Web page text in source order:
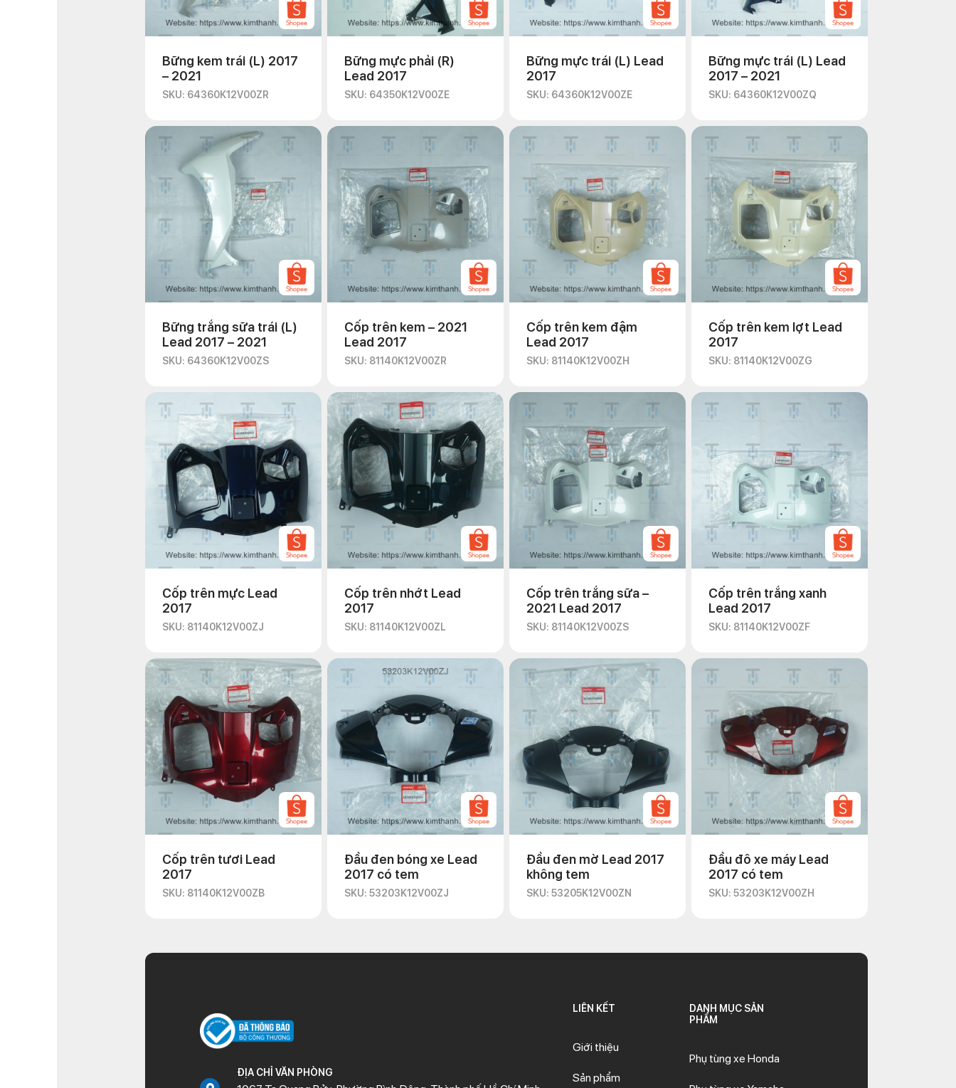
Bững kem trái (L) 2017
– 2021
SKU: 64360K12V00ZR
Bững mực phải (R)
Lead 2017
SKU: 64350K12V00ZE
Bững mực trái (L) Lead
2017
SKU: 64360K12V00ZE
Bững mực trái (L) Lead
2017 – 2021
SKU: 64360K12V00ZQ
Bững trắng sữa trái (L)
Lead 2017 – 2021
SKU: 64360K12V00ZS
Cốp trên kem – 2021
Lead 2017
SKU: 81140K12V00ZR
Cốp trên kem đậm
Lead 2017
SKU: 81140K12V00ZH
Cốp trên kem lợt Lead
2017
SKU: 81140K12V00ZG
Cốp trên mực Lead
2017
SKU: 81140K12V00ZJ
Cốp trên nhớt Lead
2017
SKU: 81140K12V00ZL
Cốp trên trắng sữa –
2021 Lead 2017
SKU: 81140K12V00ZS
Cốp trên trắng xanh
Lead 2017
SKU: 81140K12V00ZF
Cốp trên tươi Lead
2017
SKU: 81140K12V00ZB
Đầu đen bóng xe Lead
2017 có tem
SKU: 53203K12V00ZJ
Đầu đen mờ Lead 2017
không tem
SKU: 53205K12V00ZN
Đầu đô xe máy Lead
2017 có tem
SKU: 53203K12V00ZH
ĐỊA CHỈ VĂN PHÒNG
LIÊN KẾT
Giới thiệu
Sản phẩm
DANH MỤC SẢN
PHẨM
Phụ tùng xe Honda